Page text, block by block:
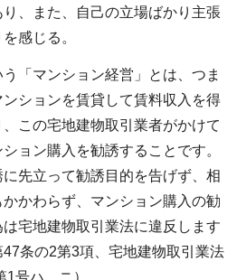
、また、自己の立場ばかり主張
感じる。
「マンション経営」とは、つま
ションを賃貸して賃料収入を得
この宅地建物取引業者がかけて
ョン購入を勧誘することです。
先立って勧誘目的を告げず、相
かわらず、マンション購入の勧
宅地建物取引業法に違反します
47条の2第3項、宅地建物取引業法
号ハ、ニ）。